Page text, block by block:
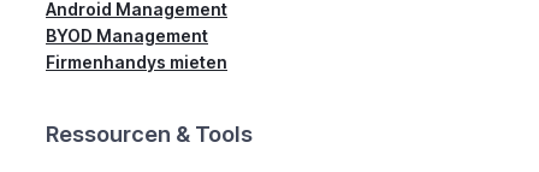
Android Management
BYOD Management
Firmenhandys mieten
Ressourcen & Tools